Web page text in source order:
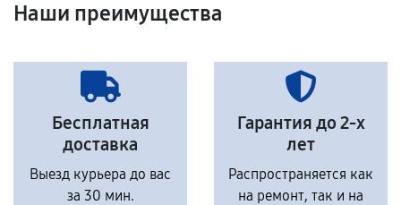
Наши преимущества
Бесплатная
доставка
Выезд курьера до вас
за 30 мин.
Гарантия до 2-х
лет
Распространяется как
на ремонт, так и на